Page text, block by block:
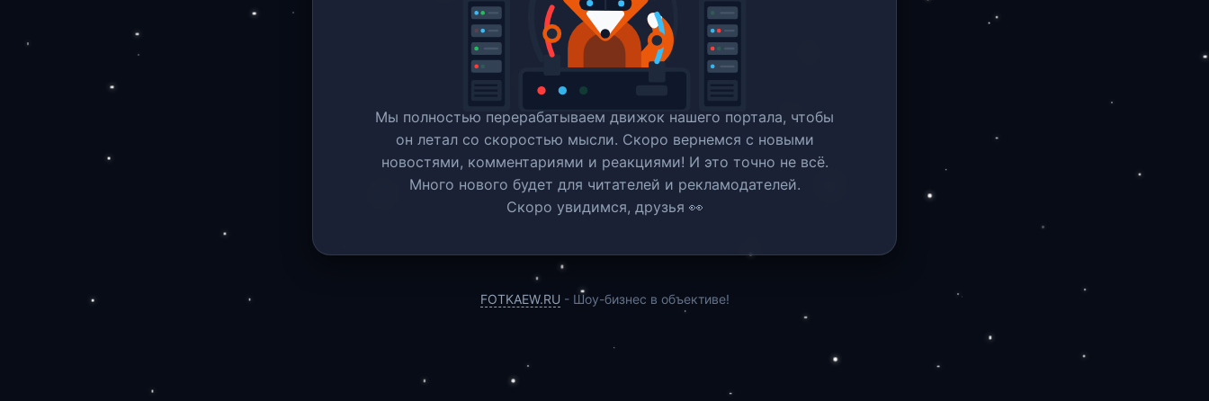
Мы полностью перерабатываем движок нашего портала, чтобы
он летал со скоростью мысли. Скоро вернемся c новыми
новостями, комментариями и реакциями! И это точно не всё.
Много нового будет для читателей и рекламодателей.
Скоро увидимся, друзья 👀
FOTKAEW.RU - Шоу-бизнес в объективе!